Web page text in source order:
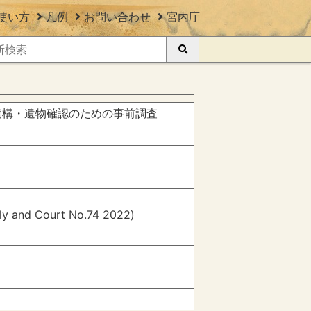
い方 凡例 お問い合わせ 宮内庁
・遺物確認のための事前調査
and Court No.74 2022)